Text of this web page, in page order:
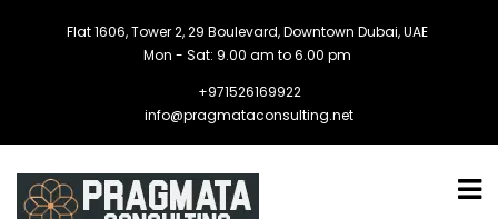
Flat 1606, Tower 2, 29 Boulevard, Downtown Dubai, UAE
Mon - Sat: 9.00 am to 6.00 pm
+971526169922
info@pragmataconsulting.net